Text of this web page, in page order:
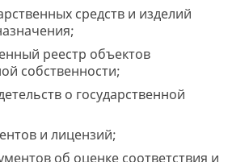
средств и изделий
реестр объектов
собственности;
о государственной
и лицензий;
об оценке соответствия и